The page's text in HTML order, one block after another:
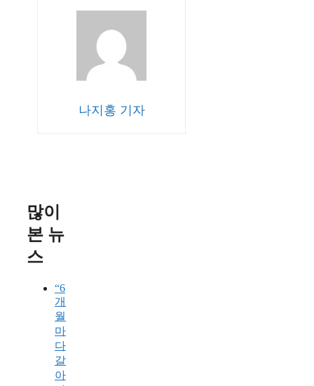
나지홍 기자
많이
본 뉴
스
“6
개
월
마
다
갈
아